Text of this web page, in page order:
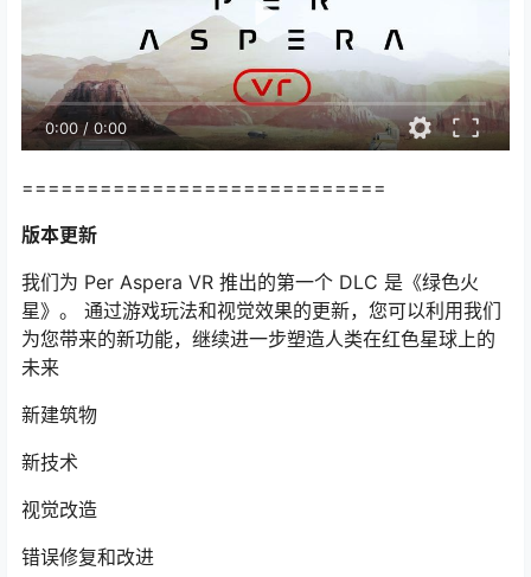
0:00 / 0:00
============================
版本更新
我们为 Per Aspera VR 推出的第一个 DLC 是《绿色火
星》。 通过游戏玩法和视觉效果的更新，您可以利用我们
为您带来的新功能，继续进一步塑造人类在红色星球上的
未来
新建筑物
新技术
视觉改造
错误修复和改进